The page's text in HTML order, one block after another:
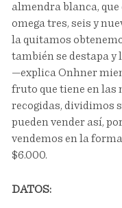
almendra blanca, que
omega tres, seis y
la quitamos
también se destapa y
—explica Onhner
fruto que tiene en las
recogidas, dividimos
pueden vender así,
vendemos en la
$6.000.
DATOS: